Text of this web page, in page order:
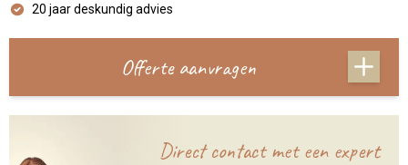
20 jaar deskundig advies
Offerte aanvragen
Direct contact met een expert